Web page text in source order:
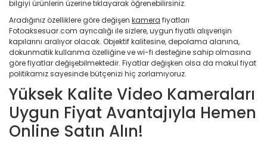
bilgiyi ürünlerin üzerine tıklayarak öğrenebilirsiniz.
Aradığınız özelliklere göre değişen kamera fiyatları
Fotoaksesuar.com ayrıcalığı ile sizlere, uygun fiyatlı alışverişin
kapılarını aralıyor olacak. Objektif kalitesine, depolama alanına,
dokunmatik kullanma özelliğine ve wi-fi desteğine sahip olmasına
göre fiyatlar değişebilmektedir. Fiyatlar değişken olsa da makul fiyat
politikamız sayesinde bütçenizi hiç zorlamıyoruz.
Yüksek Kalite Video Kameraları
Uygun Fiyat Avantajıyla Hemen
Online Satın Alın!